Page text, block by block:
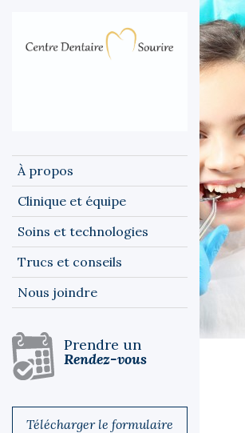
À propos
Clinique et équipe
Soins et technologies
Trucs et conseils
Nous joindre
Prendre un
Rendez-vous
Télécharger le formulaire